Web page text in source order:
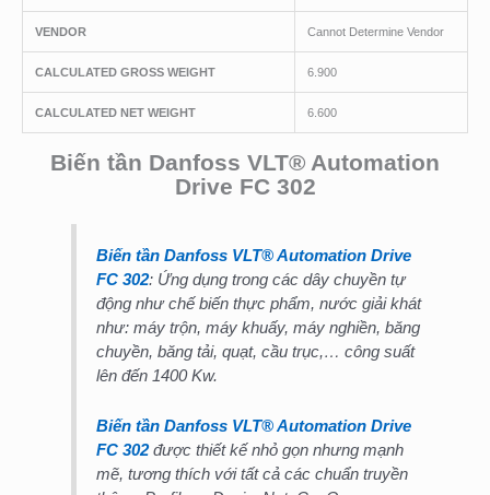
VENDOR Cannot Determine Vendor
CALCULATED GROSS WEIGHT 6.900
CALCULATED NET WEIGHT 6.600
Biến tần Danfoss VLT® Automation
Drive FC 302
Biến tần Danfoss VLT® Automation Drive
FC 302: Ứng dụng trong các dây chuyền tự
động như chế biến thực phẩm, nước giải khát
như: máy trộn, máy khuấy, máy nghiền, băng
chuyền, băng tải, quạt, cầu trục,… công suất
lên đến 1400 Kw.
Biến tần Danfoss VLT® Automation Drive
FC 302được thiết kế nhỏ gọn nhưng mạnh
mẽ, tương thích với tất cả các chuẩn truyền